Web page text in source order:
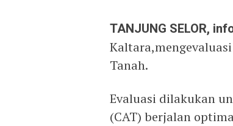
TANJUNG SELOR,
Tanah.
Evaluasi dilakukan
(CAT) berjalan